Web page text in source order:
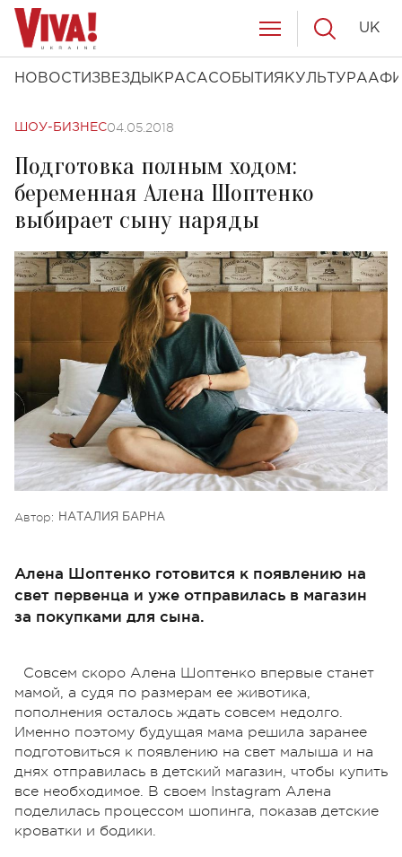
НОВОСТИ ЗВЕЗДЫ КРАСАСОБЫТИЯ КУЛЬТУРА
UK
ШОУ-БИЗНЕС04.05.2018
Подготовка полным ходом:
беременная Алена Шоптенко
выбирает сыну наряды
Автор: НАТАЛИЯ БАРНА
Алена Шоптенко готовится к появлению на
свет первенца и уже отправилась в магазин
за покупками для сына.
Совсем скоро Алена Шоптенко впервые станет
мамой, а судя по размерам ее животика,
пополнения осталось ждать совсем недолго.
Именно поэтому будущая мама решила заранее
подготовиться к появлению на свет малыша и на
днях отправилась в детский магазин, чтобы купить
все необходимое. В своем Instagram Алена
поделилась процессом шопинга, показав детские
кроватки и бодики.